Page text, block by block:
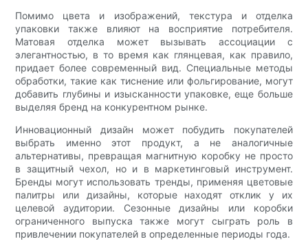
Помимо цвета и изображений, текстура и отделка
упаковки также влияют на восприятие потребителя.
Матовая отделка может вызывать ассоциации с
элегантностью, в то время как глянцевая, как правило,
придает более современный вид. Специальные методы
обработки, такие как тиснение или фольгирование, могут
добавить глубины и изысканности упаковке, еще больше
выделяя бренд на конкурентном рынке.
Инновационный дизайн может побудить покупателей
выбрать именно этот продукт, а не аналогичные
альтернативы, превращая магнитную коробку не просто
в защитный чехол, но и в маркетинговый инструмент.
Бренды могут использовать тренды, применяя цветовые
палитры или дизайны, которые находят отклик у их
целевой аудитории. Сезонные дизайны или коробки
ограниченного выпуска также могут сыграть роль в
привлечении покупателей в определенные периоды года.